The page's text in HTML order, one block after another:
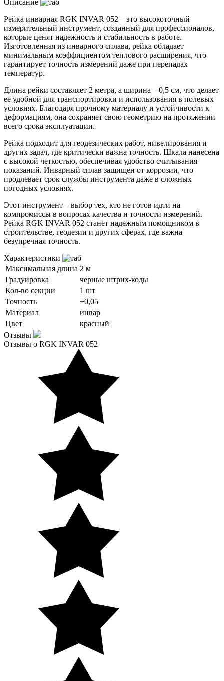
Рейка инварная RGK INVAR 052 – это высокоточный
измерительный инструмент, созданный для профессионалов,
которые ценят надежность и стабильность в работе.
Изготовленная из инварного сплава, рейка обладает
минимальным коэффициентом теплового расширения, что
гарантирует точность измерений даже при перепадах
температур.
Длина рейки составляет 2 метра, а ширина – 0,5 см, что делает
ее удобной для транспортировки и использования в полевых
условиях. Благодаря прочному материалу и устойчивости к
деформациям, она сохраняет свою геометрию на протяжении
всего срока эксплуатации.
Рейка подходит для геодезических работ, нивелирования и
других задач, где критически важна точность. Шкала нанесена
с высокой четкостью, обеспечивая удобство считывания
показаний. Инварный сплав защищен от коррозии, что
продлевает срок службы инструмента даже в сложных
погодных условиях.
Этот инструмент – выбор тех, кто не готов идти на
компромиссы в вопросах качества и точности измерений.
Рейка RGK INVAR 052 станет надежным помощником в
строительстве, геодезии и других сферах, где важна
безупречная точность.
Характеристики
Максимальная длина 2 м
Градуировка
черные штрих-коды
Кол-во секции
1 шт
Точность
±0,05
Материал
инвар
Цвет
красный
Отзывы
Отзывы о RGK INVAR 052